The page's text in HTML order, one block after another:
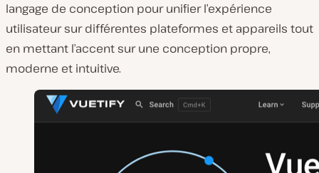
langage de conception pour unifier l’expérience
utilisateur sur différentes plateformes et appareils tout
en mettant l’accent sur une conception propre,
moderne et intuitive.